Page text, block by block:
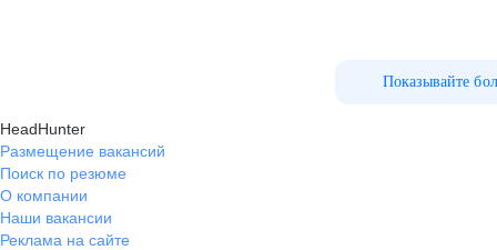
Показывайте
HeadHunter
Размещение вакансий
Поиск по резюме
О компании
Наши вакансии
Реклама на сайте